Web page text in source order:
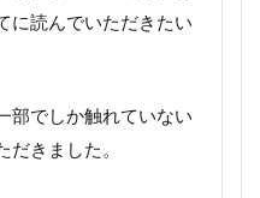
に読んでいただきたい
部でしか触れていない
きました。